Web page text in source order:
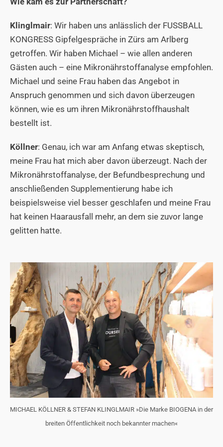
Klinglmair: Wir haben uns anlässlich der FUSSBALL
KONGRESS Gipfelgespräche in Zürs am Arlberg
getroffen. Wir haben Michael – wie allen anderen
Gästen auch – eine Mikronährstoffanalyse empfohlen.
Michael und seine Frau haben das Angebot in
Anspruch genommen und sich davon überzeugen
können, wie es um ihren Mikronährstoffhaushalt
bestellt ist.
Köllner: Genau, ich war am Anfang etwas skeptisch,
meine Frau hat mich aber davon überzeugt. Nach der
Mikronährstoffanalyse, der Befundbesprechung und
anschließenden Supplementierung habe ich
beispielsweise viel besser geschlafen und meine Frau
hat keinen Haarausfall mehr, an dem sie zuvor lange
gelitten hatte.
MICHAEL KÖLLNER & STEFAN KLINGLMAIR »Die Marke BIOGENA in der
breiten Öffentlichkeit noch bekannter machen«